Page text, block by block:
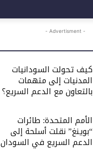
- Advertisment -
كيف تحولت السودانيات
المدنيات إلى متهمات
بالتعاون مع الدعم السريع؟
الأمم المتحدة: طائرات
“بوينغ” نقلت أسلحة إلى
الدعم السريع في السودان